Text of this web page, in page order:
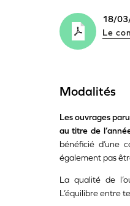
18/
Le
Modalités
Les ouvrages
au titre de
bénéficié d’une
également pas
La qualité de
L’équilibre entre